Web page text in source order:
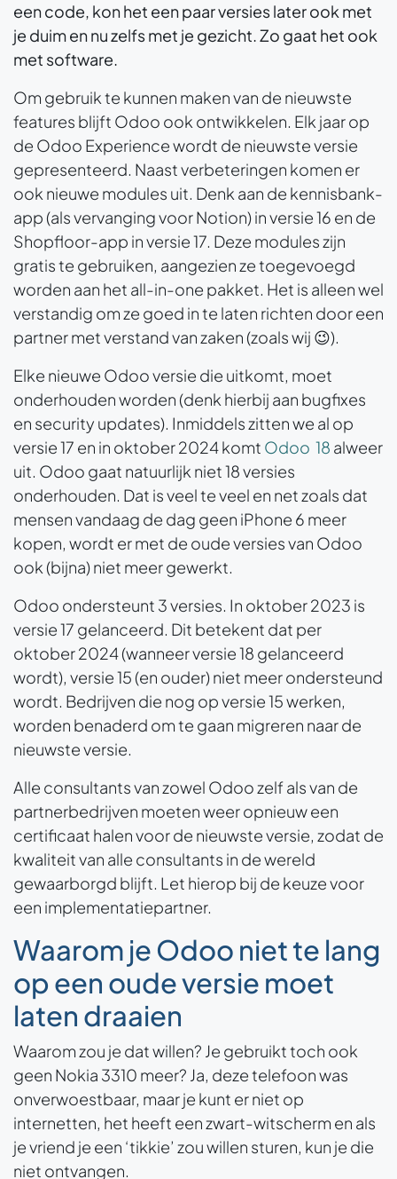
een code, kon het een paar versies later ook met
je duim en nu zelfs met je gezicht. Zo gaat het ook
met software.
Om gebruik te kunnen maken van de nieuwste
features blijft Odoo ook ontwikkelen. Elk jaar op
de Odoo Experience wordt de nieuwste versie
gepresenteerd. Naast verbeteringen komen er
ook nieuwe modules uit. Denk aan de kennisbank-
app (als vervanging voor Notion) in versie 16 en de
Shopfloor-app in versie 17. Deze modules zijn
gratis te gebruiken, aangezien ze toegevoegd
worden aan het all-in-one pakket. Het is alleen wel
verstandig om ze goed in te laten richten door een
partner met verstand van zaken (zoals wij 😉).
Elke nieuwe Odoo versie die uitkomt, moet
onderhouden worden (denk hierbij aan bugfixes
en security updates). Inmiddels zitten we al op
versie 17 en in oktober 2024 komt Odoo 18 alweer
uit. Odoo gaat natuurlijk niet 18 versies
onderhouden. Dat is veel te veel en net zoals dat
mensen vandaag de dag geen iPhone 6 meer
kopen, wordt er met de oude versies van Odoo
ook (bijna) niet meer gewerkt.
Odoo ondersteunt 3 versies. In oktober 2023 is
versie 17 gelanceerd. Dit betekent dat per
oktober 2024 (wanneer versie 18 gelanceerd
wordt), versie 15 (en ouder) niet meer ondersteund
wordt. Bedrijven die nog op versie 15 werken,
worden benaderd om te gaan migreren naar de
nieuwste versie.
Alle consultants van zowel Odoo zelf als van de
partnerbedrijven moeten weer opnieuw een
certificaat halen voor de nieuwste versie, zodat de
kwaliteit van alle consultants in de wereld
gewaarborgd blijft. Let hierop bij de keuze voor
een implementatiepartner.
Waarom je Odoo niet te lang
op een oude versie moet
laten draaien
Waarom zou je dat willen? Je gebruikt toch ook
geen Nokia 3310 meer? Ja, deze telefoon was
onverwoestbaar, maar je kunt er niet op
internetten, het heeft een zwart-witscherm en als
je vriend je een ‘tikkie’ zou willen sturen, kun je die
niet ontvangen.